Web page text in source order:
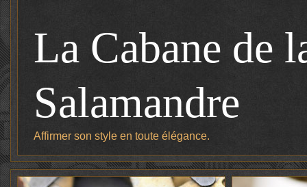
La Cabane de
Salamandre
Affirmer son style en toute élégance.